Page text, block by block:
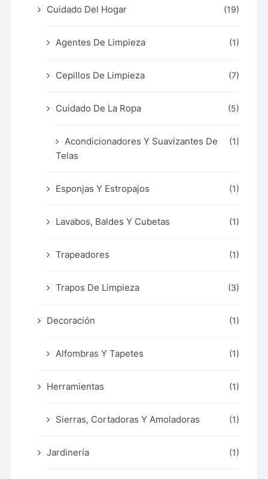
Cuidado Del Hogar (19)
Agentes De Limpieza (1)
Cepillos De Limpieza (7)
Cuidado De La Ropa (5)
Acondicionadores Y Suavizantes De
Telas
(1)
Esponjas Y Estropajos (1)
Lavabos, Baldes Y Cubetas (1)
Trapeadores (1)
Trapos De Limpieza (3)
Decoración (1)
Alfombras Y Tapetes (1)
Herramientas (1)
Sierras, Cortadoras Y Amoladoras (1)
Jardinería (1)